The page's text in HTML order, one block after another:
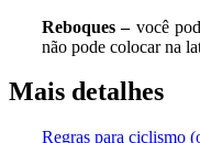
Reboques –você
não pode colocar na
Mais detalhes
Regras para ciclismo